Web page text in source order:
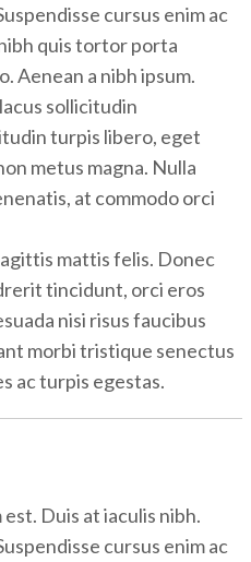
cursus enim ac
quis tortor porta
Aenean a nibh ipsum.
sollicitudin
turpis libero, eget
metus magna. Nulla
at commodo orci
mattis felis. Donec
tincidunt, orci eros
nisi risus faucibus
morbi tristique senectus
ac turpis egestas.
Duis at iaculis nibh.
cursus enim ac